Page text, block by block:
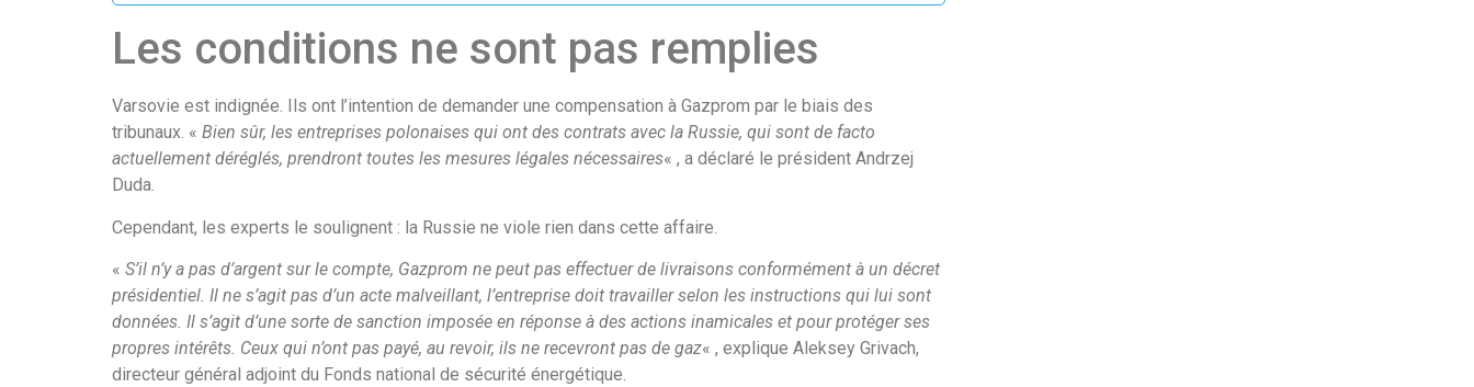
Les conditions ne sont pas remplies
Varsovie est indignée. Ils ont l’intention de demander une compensation à Gazprom par le biais des
tribunaux. « Bien sûr, les entreprises polonaises qui ont des contrats avec la Russie, qui sont de facto
actuellement déréglés, prendront toutes les mesures légales nécessaires« , a déclaré le président Andrzej
Duda.
Cependant, les experts le soulignent : la Russie ne viole rien dans cette affaire.
« S’il n’y a pas d’argent sur le compte, Gazprom ne peut pas effectuer de livraisons conformément à un décret
présidentiel. Il ne s’agit pas d’un acte malveillant, l’entreprise doit travailler selon les instructions qui lui sont
données. Il s’agit d’une sorte de sanction imposée en réponse à des actions inamicales et pour protéger ses
propres intérêts. Ceux qui n’ont pas payé, au revoir, ils ne recevront pas de gaz« , explique Aleksey Grivach,
directeur général adjoint du Fonds national de sécurité énergétique.